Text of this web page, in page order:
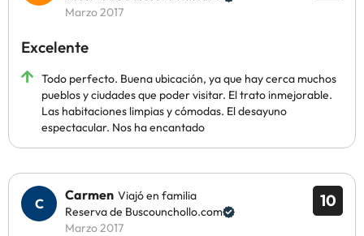
Marzo 2017
Excelente
Todo perfecto. Buena ubicación, ya que hay cerca muchos
pueblos y ciudades que poder visitar. El trato inmejorable.
Las habitaciones limpias y cómodas. El desayuno
espectacular. Nos ha encantado
10
Carmen Viajó en familia
Reserva de Buscounchollo.com
Marzo 2017